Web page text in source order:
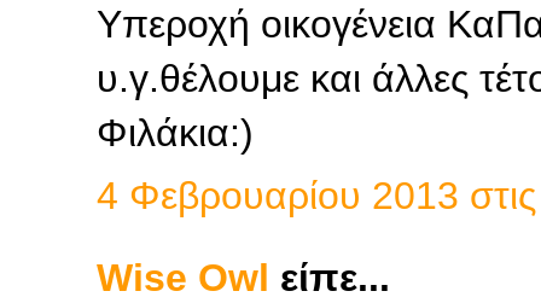
Υπεροχή οικογένεια
υ.γ.θέλουμε και άλλες
Φιλάκια:)
4 Φεβρουαρίου 2013
Wise Owl είπε...